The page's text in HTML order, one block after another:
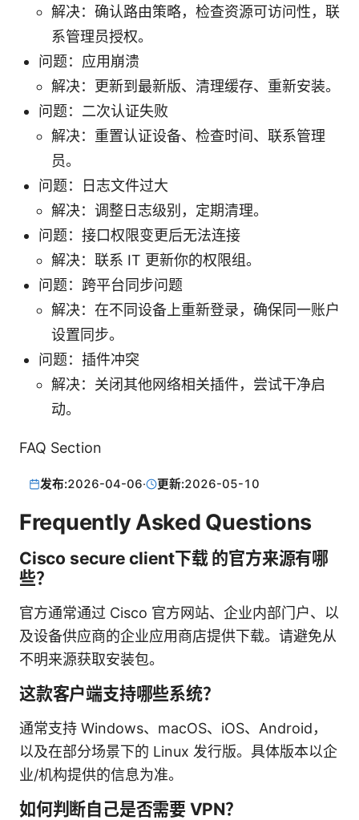
解决：确认路由策略，检查资源可访问性，联
系管理员授权。
问题：应用崩溃
解决：更新到最新版、清理缓存、重新安装。
问题：二次认证失败
解决：重置认证设备、检查时间、联系管理
员。
问题：日志文件过大
解决：调整日志级别，定期清理。
问题：接口权限变更后无法连接
解决：联系 IT 更新你的权限组。
问题：跨平台同步问题
解决：在不同设备上重新登录，确保同一账户
设置同步。
问题：插件冲突
解决：关闭其他网络相关插件，尝试干净启
动。
FAQ Section
发布:2026-04-06· 更新:2026-05-10
Frequently Asked Questions
Cisco secure client下载 的官方来源有哪
些？
官方通常通过 Cisco 官方网站、企业内部门户、以
及设备供应商的企业应用商店提供下载。请避免从
不明来源获取安装包。
这款客户端支持哪些系统？
通常支持 Windows、macOS、iOS、Android，
以及在部分场景下的 Linux 发行版。具体版本以企
业/机构提供的信息为准。
如何判断自己是否需要 VPN？